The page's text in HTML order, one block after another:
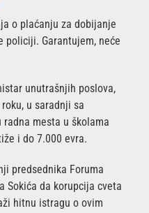
o plaćanju za dobijanje
policiji. Garantujem, neće
unutrašnjih poslova,
u saradnji sa
mesta u školama
i do 7.000 evra.
predsednika Foruma
Sokića da korupcija cveta
hitnu istragu o ovim